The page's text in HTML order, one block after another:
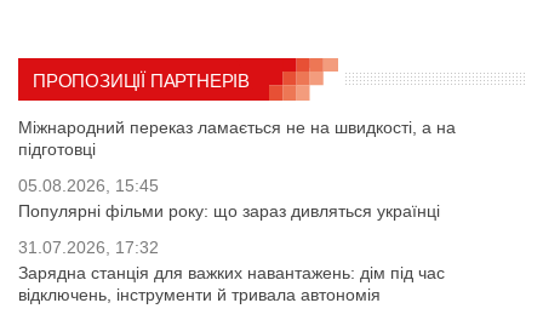
ПРОПОЗИЦІЇ ПАРТНЕРІВ
Міжнародний переказ ламається не на швидкості, а на
підготовці
05.08.2026, 15:45
Популярні фільми року: що зараз дивляться українці
31.07.2026, 17:32
Зарядна станція для важких навантажень: дім під час
відключень, інструменти й тривала автономія